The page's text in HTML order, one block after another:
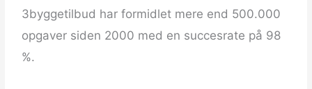
3byggetilbud har formidlet mere end 500.000
opgaver siden 2000 med en succesrate på 98
%.